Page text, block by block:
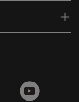
youtube